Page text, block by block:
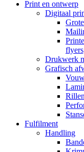
Print en ontwerp
Digitaal
Drukwerk
Grafisch
Rillen
Fulfilment
Handling